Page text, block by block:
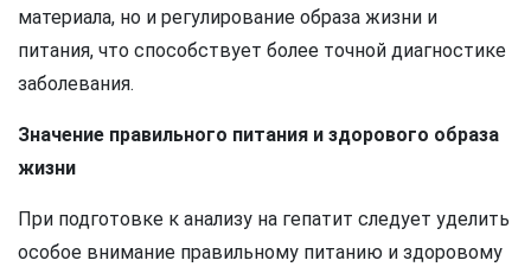
материала, но и регулирование образа жизни и
питания, что способствует более точной диагностике
заболевания.
Значение правильного питания и здорового образа
жизни
При подготовке к анализу на гепатит следует уделить
особое внимание правильному питанию и здоровому